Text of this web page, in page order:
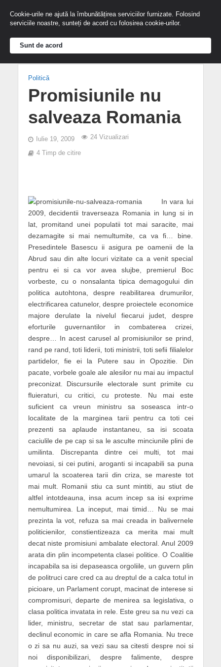
Politică
Promisiunile nu
salveaza Romania
Iulie 19, 2009 24 Vizualizari
4 Timp de citire
In vara lui
2009, decidentii traverseaza Romania in lung si in
lat, promitand unei populatii tot mai saracite, mai
dezamagite si mai nemultumite, ca va fi… bine.
Presedintele Basescu ii asigura pe oamenii de la
Abrud sau din alte locuri vizitate ca a venit special
pentru ei si ca vor avea slujbe, premierul Boc
vorbeste, cu o nonsalanta tipica demagogului din
politica autohtona, despre reabilitarea drumurilor,
electrificarea catunelor, despre proiectele economice
majore derulate la nivelul fiecarui judet, despre
eforturile guvernantilor in combaterea crizei,
despre… In acest carusel al promisiunilor se prind,
rand pe rand, toti liderii, toti ministrii, toti sefii filialelor
partidelor, fie ei la Putere sau in Opozitie. Din
pacate, vorbele goale ale alesilor nu mai au impactul
preconizat. Discursurile electorale sunt primite cu
fluieraturi, cu critici, cu proteste. Nu mai este
suficient ca vreun ministru sa soseasca intr-o
localitate de la marginea tarii pentru ca toti cei
prezenti sa aplaude instantaneu, sa isi scoata
caciulile de pe cap si sa le asculte minciunile plini de
umilinta. Discrepanta dintre cei multi, tot mai
nevoiasi, si cei putini, aroganti si incapabili sa puna
umarul la scoaterea tarii din criza, se mareste tot
mai mult. Romanii stiu ca sunt mintiti, au stiut de
altfel intotdeauna, insa acum incep sa isi exprime
nemultumirea. La inceput, mai timid… Nu se mai
prezinta la vot, refuza sa mai creada in balivernele
politicienilor, constientizeaza ca merita mai mult
decat niste promisiuni ambalate electoral. Anul 2009
arata din plin incompetenta clasei politice. O Coalitie
incapabila sa isi depaseasca orgoliile, un guvern plin
de politruci care cred ca au dreptul de a calca totul in
picioare, un Parlament corupt, macinat de interese si
compromisuri, departe de menirea sa legislativa, o
clasa politica invatata in rele. Este greu sa nu vezi ca
lider, ministru, secretar de stat sau parlamentar,
declinul economic in care se afla Romania. Nu trece
o zi sa nu auzi, sa vezi sau sa citesti despre noi si
noi disponibilizari, despre falimente, despre
Cookie-urile ne ajută la îmbunătățirea serviciilor furnizate. Folosind
serviciile noastre, sunteți de acord cu folosirea cookie-urilor.
Sunt de acord